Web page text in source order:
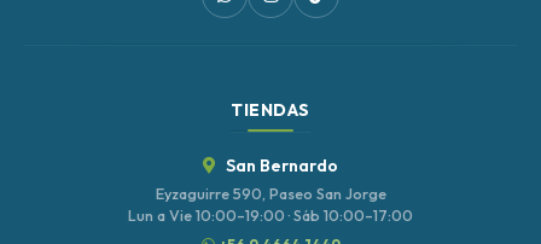
TIENDAS
San Bernardo
Eyzaguirre 590, Paseo San Jorge
Lun a Vie 10:00–19:00 · Sáb 10:00–17:00